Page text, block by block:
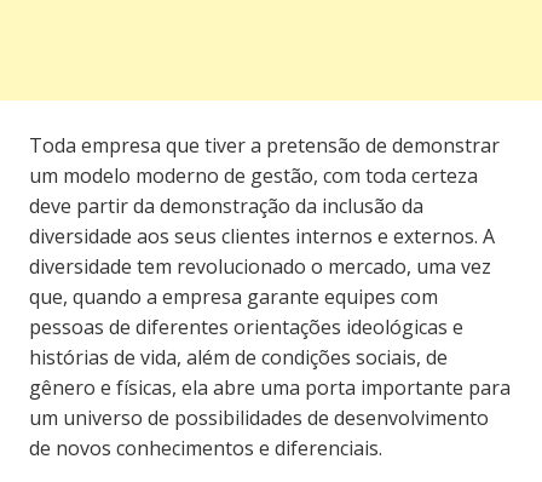
Toda empresa que tiver a pretensão de demonstrar
um modelo moderno de gestão, com toda certeza
deve partir da demonstração da inclusão da
diversidade aos seus clientes internos e externos. A
diversidade tem revolucionado o mercado, uma vez
que, quando a empresa garante equipes com
pessoas de diferentes orientações ideológicas e
histórias de vida, além de condições sociais, de
gênero e físicas, ela abre uma porta importante para
um universo de possibilidades de desenvolvimento
de novos conhecimentos e diferenciais.